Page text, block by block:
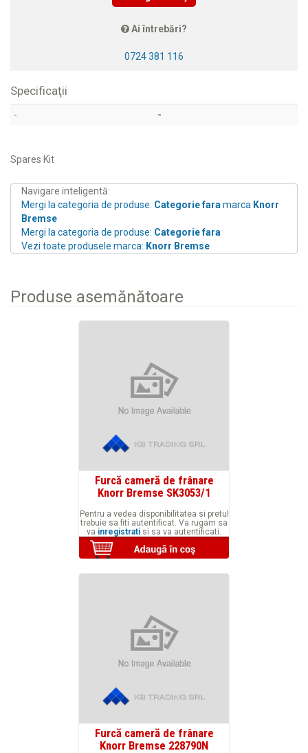
Ai întrebări?
0724 381 116
Specificaţii
- -
Spares Kit
Navigare inteligentă:
Mergi la categoria de produse: Categorie fara marca Knorr
Bremse
Mergi la categoria de produse: Categorie fara
Vezi toate produsele marca: Knorr Bremse
Produse asemănătoare
Furcă cameră de frânare
Knorr Bremse SK3053/1
Pentru a vedea disponibilitatea si pretul
trebuie sa fiti autentificat. Va rugam sa
va inregistrati si sa va autentificati.
Furcă cameră de frânare
Knorr Bremse 228790N